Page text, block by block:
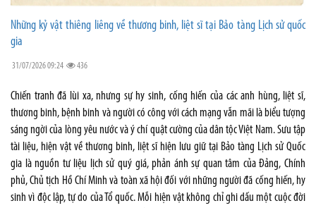
Những kỷ vật thiêng liêng về thương binh, liệt sĩ tại Bảo tàng Lịch sử quốc
gia
31/07/2026 09:24 436
Chiến tranh đã lùi xa, nhưng sự hy sinh, cống hiến của các anh hùng, liệt sĩ,
thương binh, bệnh binh và người có công với cách mạng vẫn mãi là biểu tượng
sáng ngời của lòng yêu nước và ý chí quật cường của dân tộc Việt Nam. Sưu tập
tài liệu, hiện vật về thương binh, liệt sĩ hiện lưu giữ tại Bảo tàng Lịch sử Quốc
gia là nguồn tư liệu lịch sử quý giá, phản ánh sự quan tâm của Đảng, Chính
phủ, Chủ tịch Hồ Chí Minh và toàn xã hội đối với những người đã cống hiến, hy
sinh vì độc lập, tự do của Tổ quốc. Mỗi hiện vật không chỉ ghi dấu một cuộc đời